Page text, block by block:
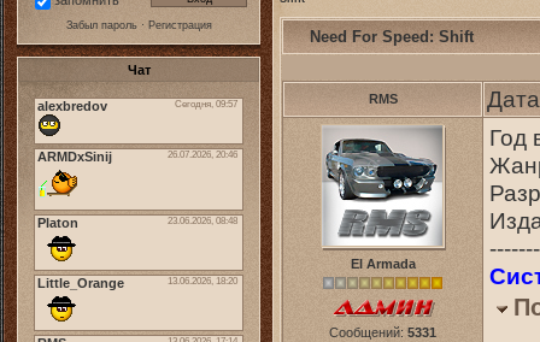
Забыл пароль· Регистрация
Чат
Need For Speed: Shift
RMS
El Armada
Сообщений: 5331
Год